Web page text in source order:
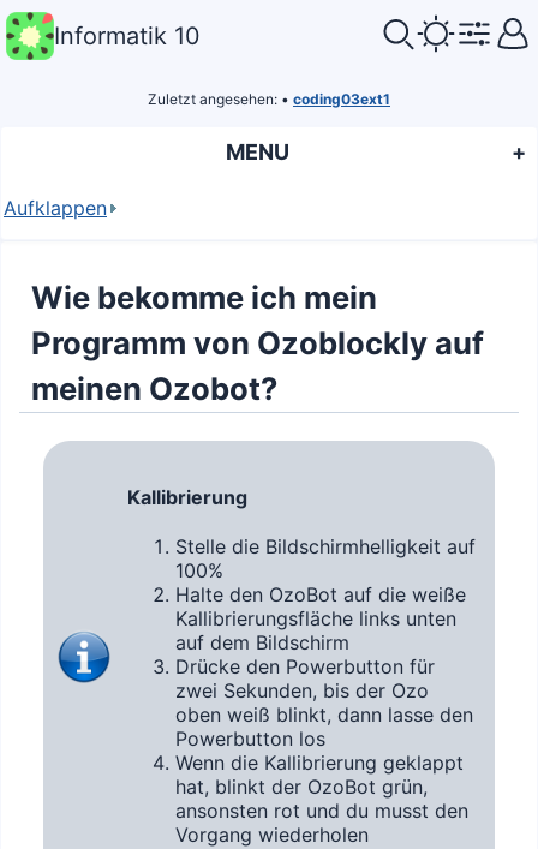
Informatik 10
Zuletzt angesehen: • coding03ext1
MENU
Aufklappen
Wie bekomme ich mein
Programm von Ozoblockly auf
meinen Ozobot?
Kallibrierung
Stelle die Bildschirmhelligkeit auf
100%
Halte den OzoBot auf die weiße
Kallibrierungsfläche links unten
auf dem Bildschirm
Drücke den Powerbutton für
zwei Sekunden, bis der Ozo
oben weiß blinkt, dann lasse den
Powerbutton los
Wenn die Kallibrierung geklappt
hat, blinkt der OzoBot grün,
ansonsten rot und du musst den
Vorgang wiederholen